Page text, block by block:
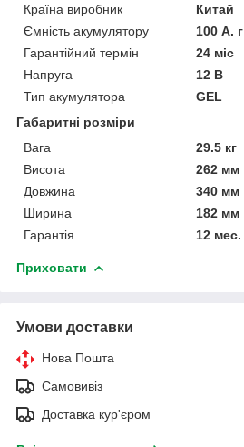
Країна виробник
Китай
Ємність акумулятору
100 А. г
Гарантійний термін
24 міс
Напруга
12 В
Тип акумулятора
GEL
Габаритні розміри
Вага
29.5 кг
Висота
262 мм
Довжина
340 мм
Ширина
182 мм
Гарантія
12 мес.
Приховати
Умови доставки
Нова Пошта
Самовивіз
Доставка кур'єром